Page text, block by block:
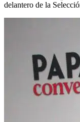
delantero de la